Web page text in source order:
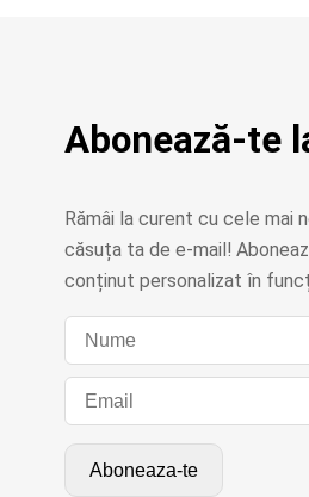
Abonează-te
Rămâi la curent cu cele
căsuța ta de e-mail!
conținut personalizat în